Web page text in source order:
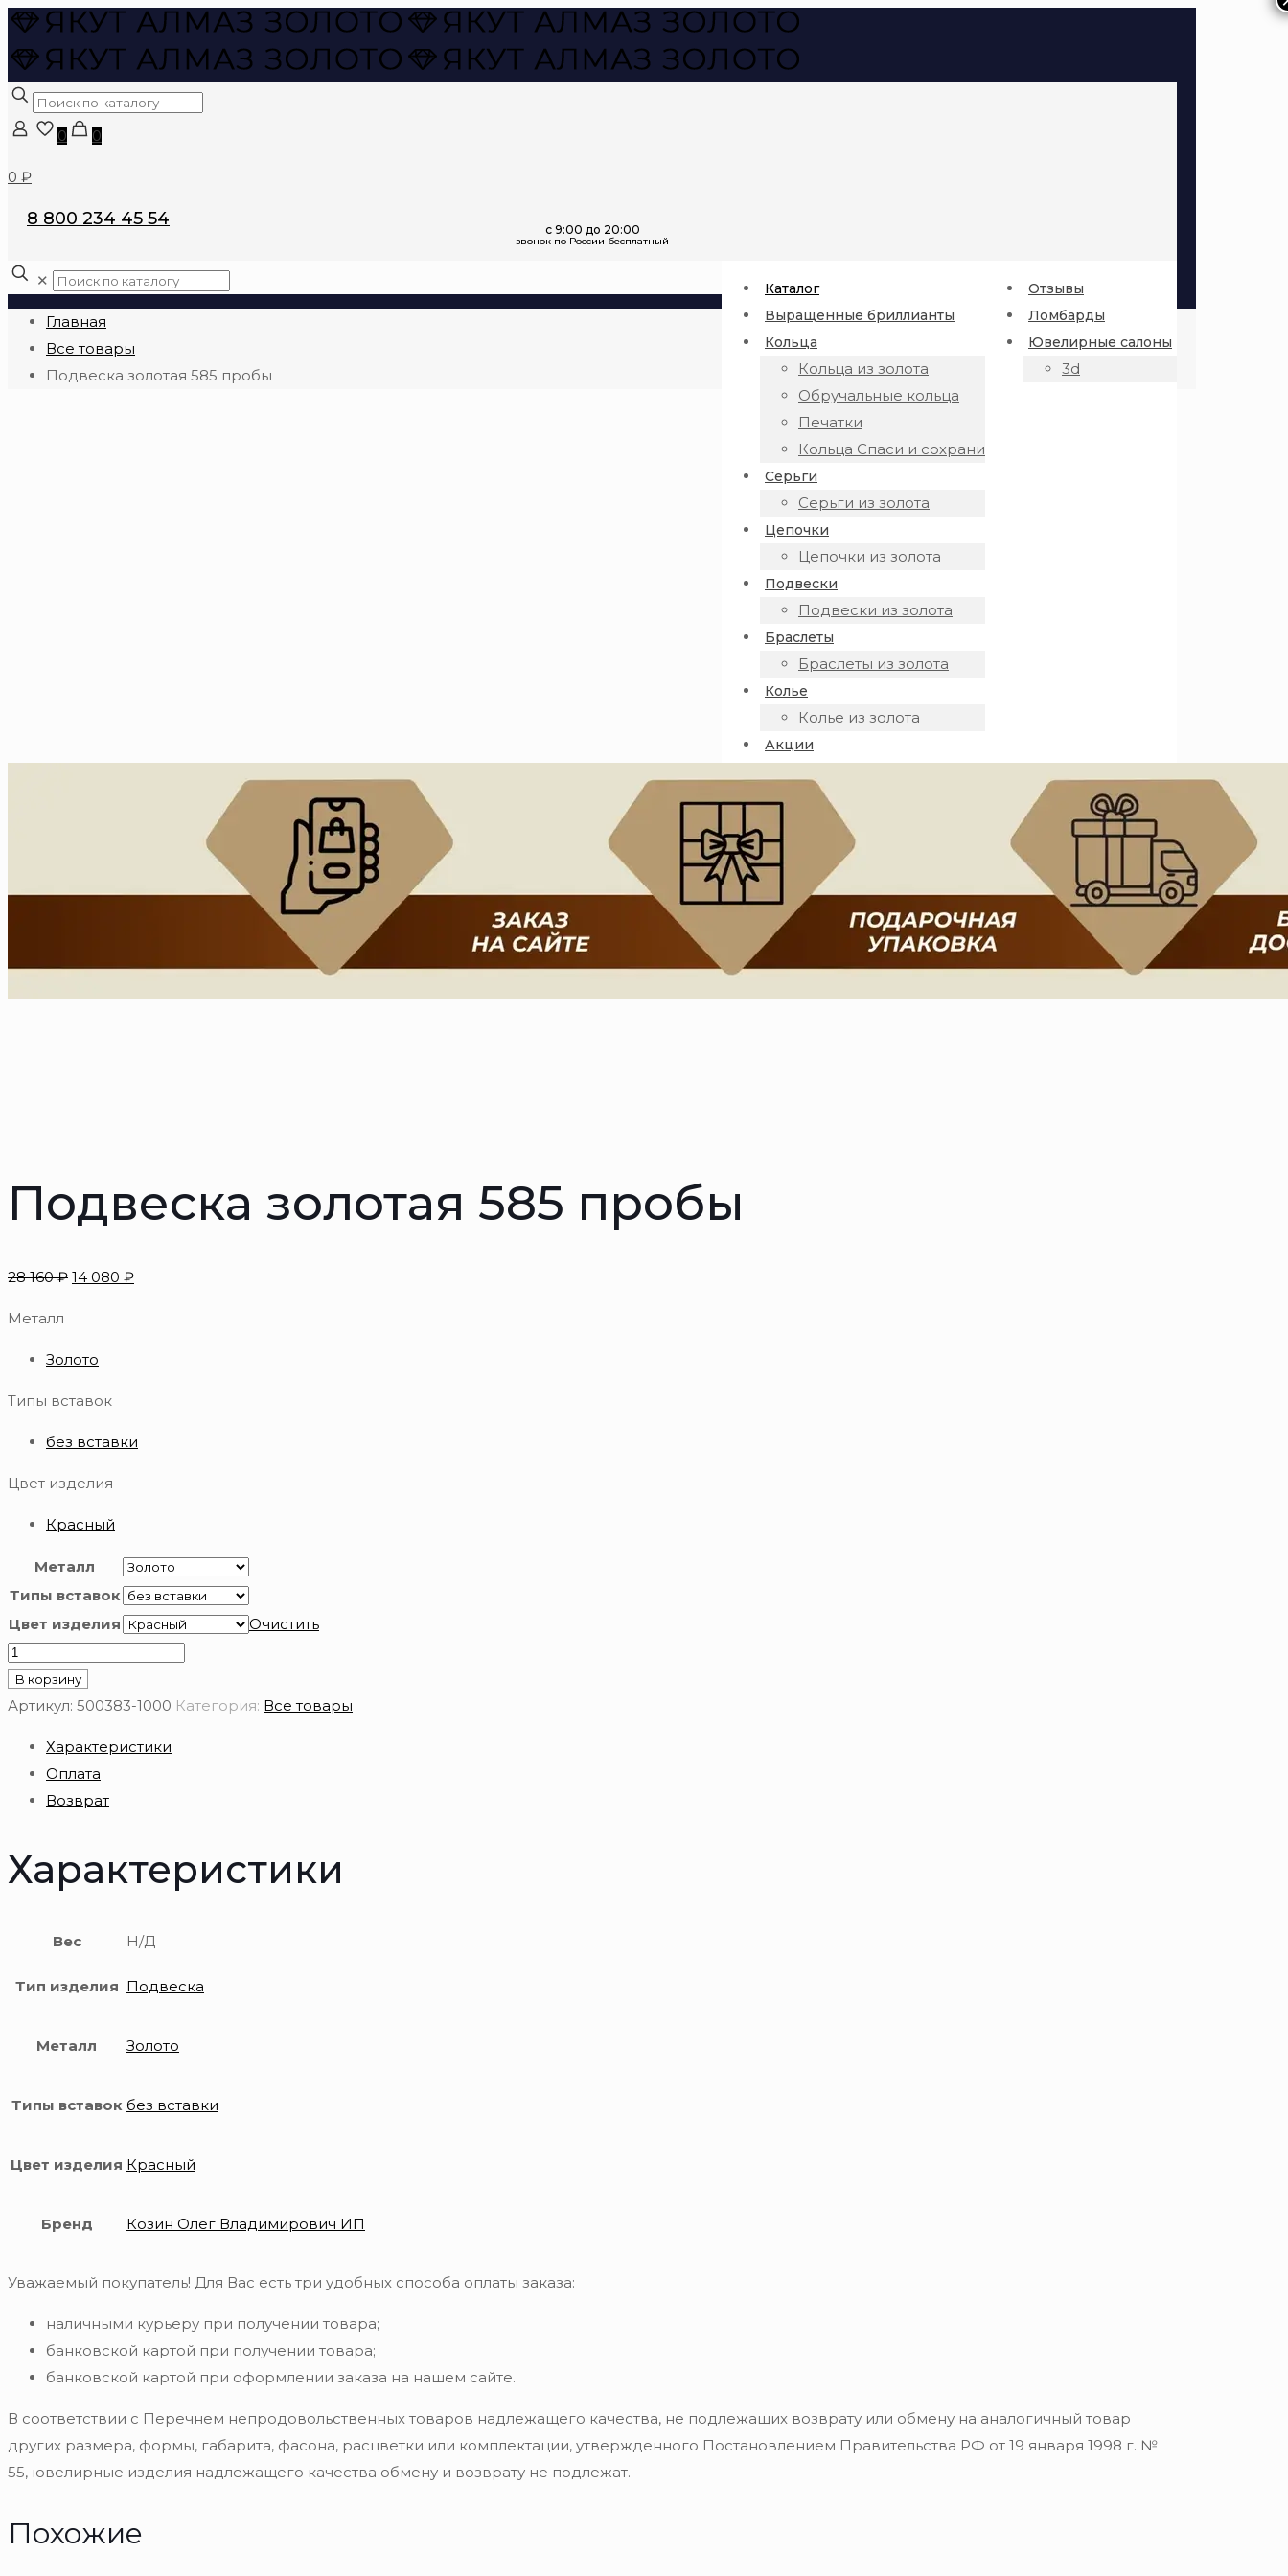
0 0
0 ₽
8 800 234 45 54
Каталог
Выращенные бриллианты
Кольца
Кольца из золота
Обручальные кольца
Печатки
Кольца Спаси и сохрани
Серьги
Серьги из золота
Цепочки
Цепочки из золота
Подвески
Подвески из золота
Браслеты
Браслеты из золота
Колье
Колье из золота
Акции
Отзывы
Ломбарды
Ювелирные салоны
3d
✕
Главная
Все товары
Подвеска золотая 585 пробы
Подвеска золотая 585 пробы
28 160₽ 14 080 ₽
Металл
Золото
Типы вставок
без вставки
Цвет изделия
Красный
Металл
Типы вставок
Цвет изделия
Очистить
Количество
товара
Подвеска
пробы
В корзину
Артикул: 500383-1000 Категория: Все товары
Характеристики
Оплата
Возврат
Характеристики
Вес Н/Д
Тип изделия Подвеска
Металл Золото
Типы вставок без вставки
Цвет изделия Красный
Бренд Козин Олег Владимирович ИП
Уважаемый покупатель! Для Вас есть три удобных способа оплаты заказа:
наличными курьеру при получении товара;
банковской картой при получении товара;
банковской картой при оформлении заказа на нашем сайте.
В соответствии с Перечнем непродовольственных товаров надлежащего качества, не подлежащих возврату или обмену на аналогичный товар
других размера, формы, габарита, фасона, расцветки или комплектации, утвержденного Постановлением Правительства РФ от 19 января 1998 г. №
55, ювелирные изделия надлежащего качества обмену и возврату не подлежат.
Похожие